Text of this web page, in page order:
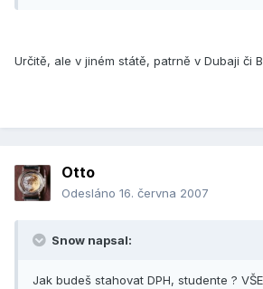
Určitě, ale v jiném státě, patrně v Dubaji či
Otto
Odesláno 16. června 2007
Snow napsal:
Jak budeš stahovat DPH, studente ?